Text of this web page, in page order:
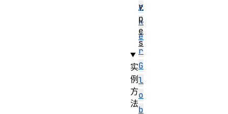
r
k
e
r
G
l
o
b
y
p
e
s
实
例
方
法